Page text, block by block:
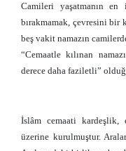
Camileri yaşatmanın
bırakmamak, çevresini
beş vakit namazın
“Cemaatle kılınan
derece daha faziletli”
İslâm cemaati kardeşlik,
üzerine kurulmuştur.